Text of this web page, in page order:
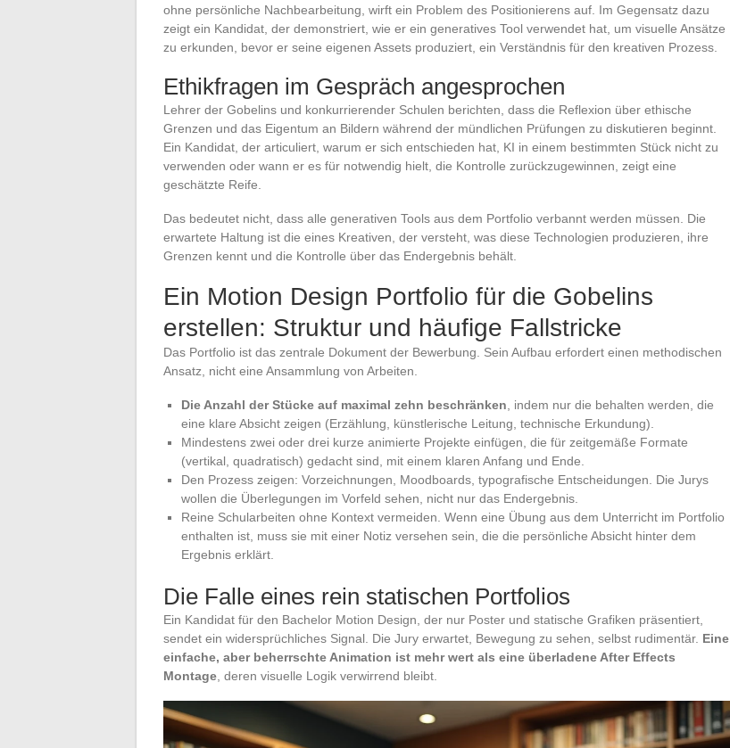
ohne persönliche Nachbearbeitung, wirft ein Problem des Positionierens auf. Im Gegensatz dazu
zeigt ein Kandidat, der demonstriert, wie er ein generatives Tool verwendet hat, um visuelle Ansätze
zu erkunden, bevor er seine eigenen Assets produziert, ein Verständnis für den kreativen Prozess.
Ethikfragen im Gespräch angesprochen
Lehrer der Gobelins und konkurrierender Schulen berichten, dass die Reflexion über ethische
Grenzen und das Eigentum an Bildern während der mündlichen Prüfungen zu diskutieren beginnt.
Ein Kandidat, der articuliert, warum er sich entschieden hat, KI in einem bestimmten Stück nicht zu
verwenden oder wann er es für notwendig hielt, die Kontrolle zurückzugewinnen, zeigt eine
geschätzte Reife.
Das bedeutet nicht, dass alle generativen Tools aus dem Portfolio verbannt werden müssen. Die
erwartete Haltung ist die eines Kreativen, der versteht, was diese Technologien produzieren, ihre
Grenzen kennt und die Kontrolle über das Endergebnis behält.
Ein Motion Design Portfolio für die Gobelins
erstellen: Struktur und häufige Fallstricke
Das Portfolio ist das zentrale Dokument der Bewerbung. Sein Aufbau erfordert einen methodischen
Ansatz, nicht eine Ansammlung von Arbeiten.
Die Anzahl der Stücke auf maximal zehn beschränken, indem nur die behalten werden, die
eine klare Absicht zeigen (Erzählung, künstlerische Leitung, technische Erkundung).
Mindestens zwei oder drei kurze animierte Projekte einfügen, die für zeitgemäße Formate
(vertikal, quadratisch) gedacht sind, mit einem klaren Anfang und Ende.
Den Prozess zeigen: Vorzeichnungen, Moodboards, typografische Entscheidungen. Die Jurys
wollen die Überlegungen im Vorfeld sehen, nicht nur das Endergebnis.
Reine Schularbeiten ohne Kontext vermeiden. Wenn eine Übung aus dem Unterricht im Portfolio
enthalten ist, muss sie mit einer Notiz versehen sein, die die persönliche Absicht hinter dem
Ergebnis erklärt.
Die Falle eines rein statischen Portfolios
Ein Kandidat für den Bachelor Motion Design, der nur Poster und statische Grafiken präsentiert,
sendet ein widersprüchliches Signal. Die Jury erwartet, Bewegung zu sehen, selbst rudimentär. Eine
einfache, aber beherrschte Animation ist mehr wert als eine überladene After Effects
Montage, deren visuelle Logik verwirrend bleibt.